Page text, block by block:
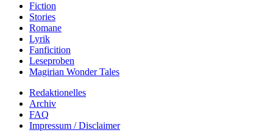
Fiction
Stories
Romane
Lyrik
Fanficition
Leseproben
Magirian Wonder Tales
Redaktionelles
Archiv
FAQ
Impressum / Disclaimer